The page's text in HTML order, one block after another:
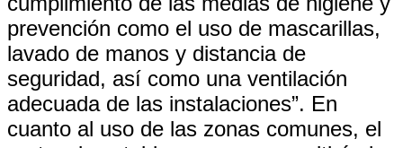
prevención como el uso de mascarillas,
lavado de manos y distancia de
seguridad, así como una ventilación
adecuada de las instalaciones”. En
cuanto al uso de las zonas comunes, el